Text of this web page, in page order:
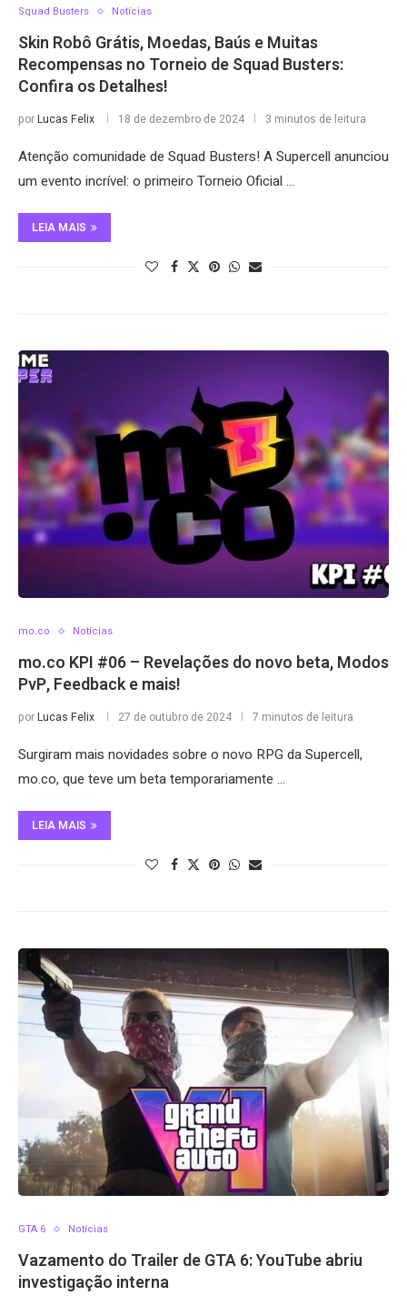
Squad Busters Notícias
Skin Robô Grátis, Moedas, Baús e Muitas
Recompensas no Torneio de Squad Busters:
Confira os Detalhes!
porLucas Felix 18 de dezembro de 2024 3 minutos de leitura
Atenção comunidade de Squad Busters! A Supercell anunciou
um evento incrível: o primeiro Torneio Oficial …
LEIA MAIS
mo.co Notícias
mo.co KPI #06 – Revelações do novo beta, Modos
PvP, Feedback e mais!
porLucas Felix 27 de outubro de 2024 7 minutos de leitura
Surgiram mais novidades sobre o novo RPG da Supercell,
mo.co, que teve um beta temporariamente …
LEIA MAIS
GTA 6 Notícias
Vazamento do Trailer de GTA 6: YouTube abriu
investigação interna